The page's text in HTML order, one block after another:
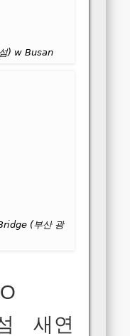
) w Busan
(부산 광
새연